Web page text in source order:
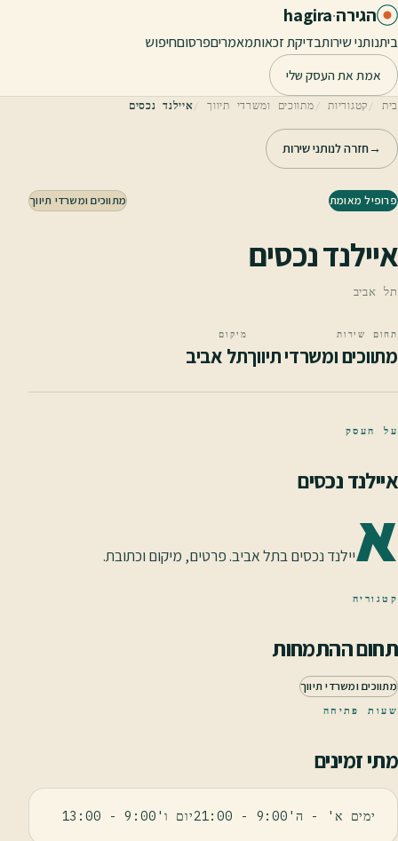
דלג לתוכן הראשי
הגירה·
hagira
ביתנותני שירותבדיקת זכאותמאמריםפרסוםחיפוש
אמת את העסק שלי
בית קטגוריות מתווכים ומשרדי תיווך איילנד נכסים
→חזרה לנותני שירות
פרופיל מאומת מתווכים ומשרדי תיווך
איילנד נכסים
תל אביב
תחום שירות
מתווכים ומשרדי תיווך
מיקום
תל אביב
על העסק
איילנד נכסים
איילנד נכסים בתל אביב. פרטים, מיקום וכתובת.
קטגוריה
תחום ההתמחות
מתווכים ומשרדי תיווך
שעות פתיחה
מתי זמינים
ימים א' - ה'9:00 - 21:00יום ו'9:00 - 13:00